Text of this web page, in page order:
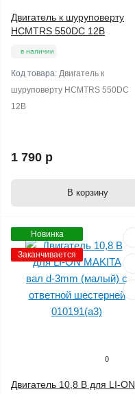
Двигатель к шуруповерту
HCMTRS 550DC 12B
в наличии
Код товара: Двигатель к
шуруповерту HCMTRS 550DC
12B
1 790 р
В корзину
Новинка
Заканчивается
0
Двигатель 10,8 В для LI-ON